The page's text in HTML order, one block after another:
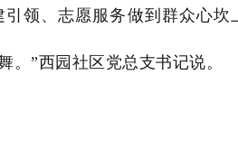
引领、志愿服务做到群众心
。”西园社区党总支书记说。